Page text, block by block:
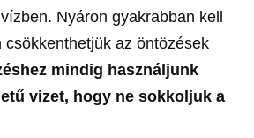
Nyáron gyakrabban kell
az öntözések
mindig használjunk
vizet, hogy ne sokkoljuk a